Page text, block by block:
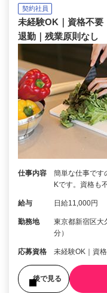
契約社員
未経験OK｜資格不要
退勤｜残業原則なし
仕事内容
簡単な仕事です
Kです。資格も
給与 日給11,000円
勤務地
東京都新宿区大
分）
応募資格 未経験OK｜資
後で見る